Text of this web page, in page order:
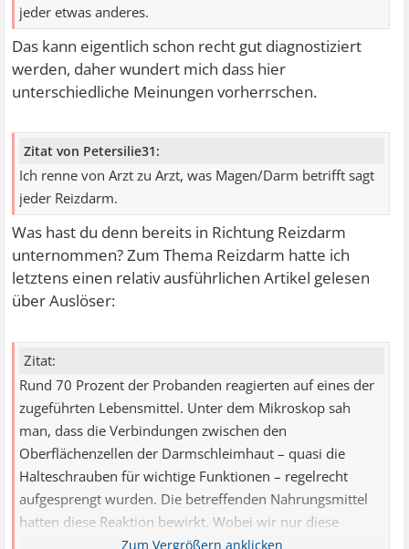
jeder etwas anderes.
Das kann eigentlich schon recht gut diagnostiziert
werden, daher wundert mich dass hier
unterschiedliche Meinungen vorherrschen.
Zitat von Petersilie31:
Ich renne von Arzt zu Arzt, was Magen/Darm betrifft sagt
jeder Reizdarm.
Was hast du denn bereits in Richtung Reizdarm
unternommen? Zum Thema Reizdarm hatte ich
letztens einen relativ ausführlichen Artikel gelesen
über Auslöser:
Zitat:
Rund 70 Prozent der Probanden reagierten auf eines der
zugeführten Lebensmittel. Unter dem Mikroskop sah
man, dass die Verbindungen zwischen den
Oberflächenzellen der Darmschleimhaut – quasi die
Halteschrauben für wichtige Funktionen – regelrecht
aufgesprengt wurden. Die betreffenden Nahrungsmittel
hatten diese Reaktion bewirkt. Wobei wir nur diese
Subgruppe der Reizdarm-Patienten getestet haben, die